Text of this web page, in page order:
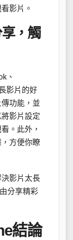
影片。
，觸
、
影片的好
功能，並
影片設定
。此外，
方便你瞭
影片太長
分享精彩
結論